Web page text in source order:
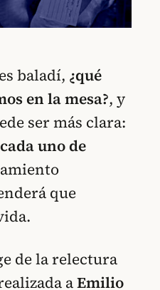
baladí, ¿qué
en la mesa?, y
ser más clara:
cada uno de
que
de la relectura
aEmilio